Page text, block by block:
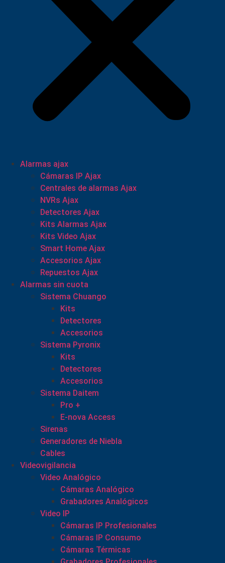
Alarmas ajax
Cámaras IP Ajax
Centrales de alarmas Ajax
NVRs Ajax
Detectores Ajax
Kits Alarmas Ajax
Kits Video Ajax
Smart Home Ajax
Accesorios Ajax
Repuestos Ajax
Alarmas sin cuota
Sistema Chuango
Kits
Detectores
Accesorios
Sistema Pyronix
Kits
Detectores
Accesorios
Sistema Daitem
Pro +
E-nova Access
Sirenas
Generadores de Niebla
Cables
Videovigilancia
Video Analógico
Cámaras Analógico
Grabadores Analógicos
Video IP
Cámaras IP Profesionales
Cámaras IP Consumo
Cámaras Térmicas